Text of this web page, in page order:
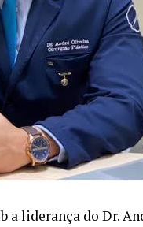
a liderança do Dr.